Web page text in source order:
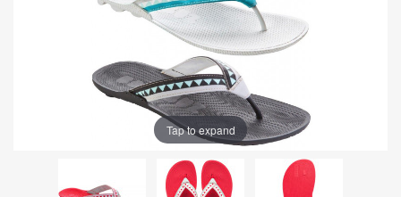
Tap to expand